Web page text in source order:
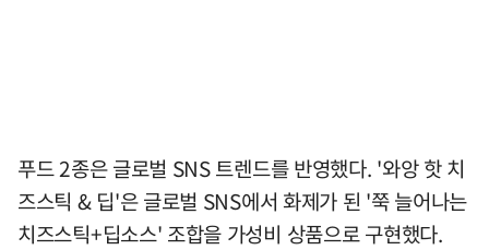
푸드 2종은 글로벌 SNS 트렌드를 반영했다. '와앙 핫 치
즈스틱 & 딥'은 글로벌 SNS에서 화제가 된 '쭉 늘어나는
치즈스틱+딥소스' 조합을 가성비 상품으로 구현했다.